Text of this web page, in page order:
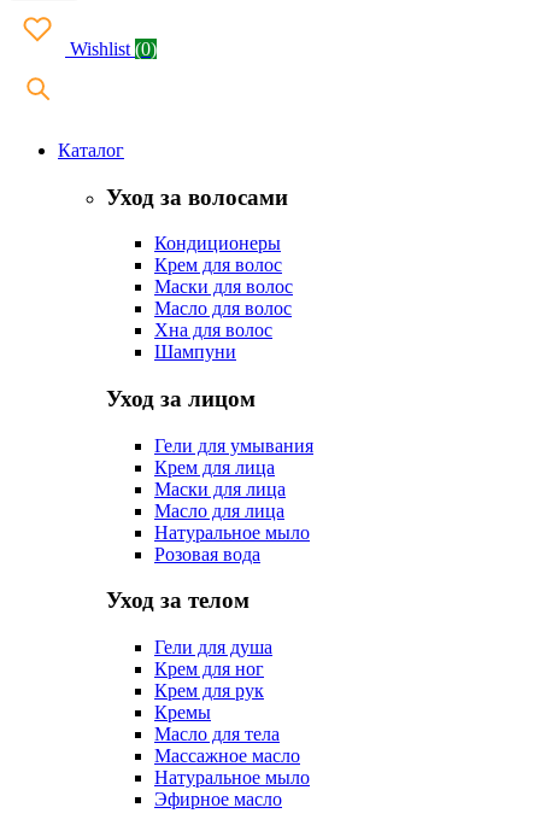
Wishlist (0)
Каталог
Уход за волосами
Кондиционеры
Крем для волос
Маски для волос
Масло для волос
Хна для волос
Шампуни
Уход за лицом
Гели для умывания
Крем для лица
Маски для лица
Масло для лица
Натуральное мыло
Розовая вода
Уход за телом
Гели для душа
Крем для ног
Крем для рук
Кремы
Масло для тела
Массажное масло
Натуральное мыло
Эфирное масло